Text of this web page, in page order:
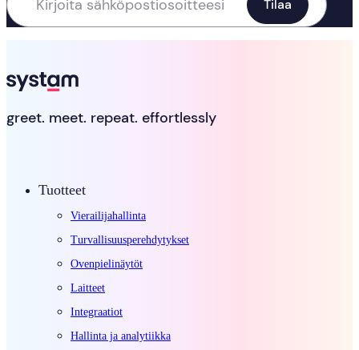
greet. meet. repeat. effortlessly
Tuotteet
Vierailijahallinta
Turvallisuusperehdytykset
Ovenpielinäytöt
Laitteet
Integraatiot
Hallinta ja analytiikka